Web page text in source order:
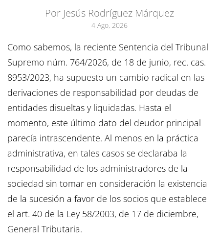
Por Jesús Rodríguez Márquez
4 Ago, 2026
Como sabemos, la reciente Sentencia del Tribunal
Supremo núm. 764/2026, de 18 de junio, rec. cas.
8953/2023, ha supuesto un cambio radical en las
derivaciones de responsabilidad por deudas de
entidades disueltas y liquidadas. Hasta el
momento, este último dato del deudor principal
parecía intrascendente. Al menos en la práctica
administrativa, en tales casos se declaraba la
responsabilidad de los administradores de la
sociedad sin tomar en consideración la existencia
de la sucesión a favor de los socios que establece
el art. 40 de la Ley 58/2003, de 17 de diciembre,
General Tributaria.